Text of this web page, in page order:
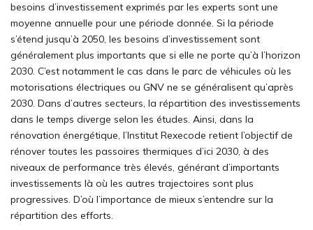
besoins d’investissement exprimés par les experts sont une
moyenne annuelle pour une période donnée. Si la période
s’étend jusqu’à 2050, les besoins d’investissement sont
généralement plus importants que si elle ne porte qu’à l’horizon
2030. C’est notamment le cas dans le parc de véhicules où les
motorisations électriques ou GNV ne se généralisent qu’après
2030. Dans d’autres secteurs, la répartition des investissements
dans le temps diverge selon les études. Ainsi, dans la
rénovation énergétique, l’Institut Rexecode retient l’objectif de
rénover toutes les passoires thermiques d’ici 2030, à des
niveaux de performance très élevés, générant d’importants
investissements là où les autres trajectoires sont plus
progressives. D’où l’importance de mieux s’entendre sur la
répartition des efforts.